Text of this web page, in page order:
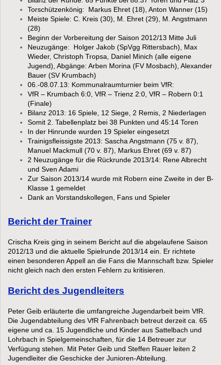
Torschützenkönig: Markus Ehret (18), Anton Wanner (15)
Meiste Spiele: C. Kreis (30), M. Ehret (29), M. Angstmann
(28)
Beginn der Vorbereitung der Saison 2012/13 Mitte Juli
Neuzugänge: Holger Jakob (SpVgg Rittersbach), Max
Wieder, Christoph Tropsa, Daniel Minich (alle eigene
Jugend), Abgänge: Arben Morina (FV Mosbach), Alexander
Bauer (SV Krumbach)
06.-08.07.13: Kommunalraumturnier beim VfR:
VfR – Krumbach 6:0, VfR – Trienz 2:0, VfR – Robern 0:1
(Finale)
Bilanz 2013: 16 Spiele, 12 Siege, 2 Remis, 2 Niederlagen
Somit 2. Tabellenplatz bei 38 Punkten und 45:14 Toren
In der Hinrunde wurden 19 Spieler eingesetzt
Trainigsfleissigste 2013: Sascha Angstmann (75 v. 87),
Manuel Mackmull (70 v. 87), Markus Ehret (69 v. 87)
2 Neuzugänge für die Rückrunde 2013/14: Rene Albrecht
und Sven Adami
Zur Saison 2013/14 wurde mit Robern eine Zweite in der B-
Klasse 1 gemeldet
Dank an Vorstandskollegen, Fans und Spieler
Bericht der Trainer
Crischa Kreis ging in seinem Bericht auf die abgelaufene Saison
2012/13 und die aktuelle Spielrunde 2013/14 ein. Er richtete
einen besonderen Appell an die Fans die Mannschaft bzw. Spieler
nicht gleich nach den ersten Fehlern zu kritisieren.
Bericht des Jugendleiters
Peter Geib erläuterte die umfangreiche Jugendarbeit beim VfR.
Die Jugendabteilung des VfR Fahrenbach betreut derzeit ca. 65
eigene und ca. 15 Jugendliche und Kinder aus Sattelbach und
Lohrbach in Spielgemeinschaften, für die 14 Betreuer zur
Verfügung stehen. Mit Peter Geib und Steffen Rauer leiten 2
Jugendleiter die Geschicke der Junioren-Abteilung.